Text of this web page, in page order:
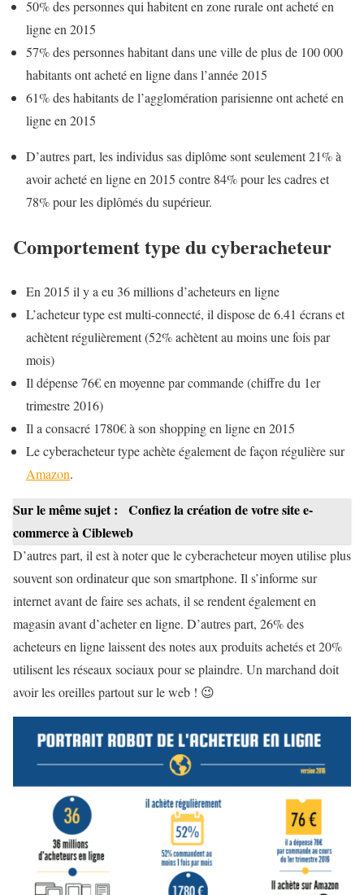
50% des personnes qui habitent en zone rurale ont acheté en
ligne en 2015
57% des personnes habitant dans une ville de plus de 100 000
habitants ont acheté en ligne dans l’année 2015
61% des habitants de l’agglomération parisienne ont acheté en
ligne en 2015
D’autres part, les individus sas diplôme sont seulement 21% à
avoir acheté en ligne en 2015 contre 84% pour les cadres et
78% pour les diplômés du supérieur.
Comportement type du cyberacheteur
En 2015 il y a eu 36 millions d’acheteurs en ligne
L’acheteur type est multi-connecté, il dispose de 6.41 écrans et
achètent régulièrement (52% achètent au moins une fois par
mois)
Il dépense 76€ en moyenne par commande (chiffre du 1er
trimestre 2016)
Il a consacré 1780€ à son shopping en ligne en 2015
Le cyberacheteur type achète également de façon régulière sur
Amazon.
Sur le même sujet :
Confiez la création de votre site e-
commerce à Cibleweb
D’autres part, il est à noter que le cyberacheteur moyen utilise plus
souvent son ordinateur que son smartphone. Il s’informe sur
internet avant de faire ses achats, il se rendent également en
magasin avant d’acheter en ligne. D’autres part, 26% des
acheteurs en ligne laissent des notes aux produits achetés et 20%
utilisent les réseaux sociaux pour se plaindre. Un marchand doit
avoir les oreilles partout sur le web ! 😉